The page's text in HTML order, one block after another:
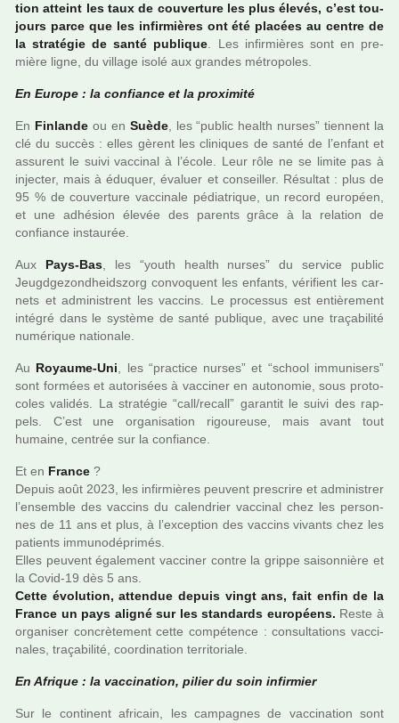
tion atteint les taux de cou­ver­ture les plus élevés, c’est tou­
jours parce que les infir­miè­res ont été pla­cées au centre de
la stra­té­gie de santé publi­que . Les infir­miè­res sont en pre­
mière ligne, du vil­lage isolé aux gran­des métro­po­les.
En Europe : la confiance et la proxi­mité
En Finlandeou en Suède, les “public health nurses” tien­nent la
clé du succès : elles gèrent les cli­ni­ques de santé de l’enfant et
assu­rent le suivi vac­ci­nal à l’école. Leur rôle ne se limite pas à
injec­ter, mais à éduquer, évaluer et conseiller. Résultat : plus de
95 % de cou­ver­ture vac­ci­nale pédia­tri­que, un record euro­péen,
et une adhé­sion élevée des parents grâce à la rela­tion de
confiance ins­tau­rée.
Aux Pays-Bas, les “youth health nurses” du ser­vice public
Jeugdgezondheidszorg convo­quent les enfants, véri­fient les car­
nets et admi­nis­trent les vac­cins. Le pro­ces­sus est entiè­re­ment
inté­gré dans le sys­tème de santé publi­que, avec une tra­ça­bi­lité
numé­ri­que natio­nale.
Au Royaume-Uni , les “prac­tice nurses” et “school immu­ni­sers”
sont for­mées et auto­ri­sées à vac­ci­ner en auto­no­mie, sous pro­to­
co­les vali­dés. La stra­té­gie “call/recall” garan­tit le suivi des rap­
pels. C’est une orga­ni­sa­tion rigou­reuse, mais avant tout
humaine, cen­trée sur la confiance.
Et en France ?
Depuis août 2023, les infir­miè­res peu­vent pres­crire et admi­nis­trer
l’ensem­ble des vac­cins du calen­drier vac­ci­nal chez les per­son­
nes de 11 ans et plus, à l’excep­tion des vac­cins vivants chez les
patients immu­no­dé­pri­més.
Elles peu­vent également vac­ci­ner contre la grippe sai­son­nière et
la Covid-19 dès 5 ans.
Cette évolution, atten­due depuis vingt ans, fait enfin de la
France un pays aligné sur les stan­dards euro­péens. Reste à
orga­ni­ser concrè­te­ment cette com­pé­tence : consul­ta­tions vac­ci­
na­les, tra­ça­bi­lité, coor­di­na­tion ter­ri­to­riale.
En Afrique : la vac­ci­na­tion, pilier du soin infir­mier
Sur le conti­nent afri­cain, les cam­pa­gnes de vac­ci­na­tion sont